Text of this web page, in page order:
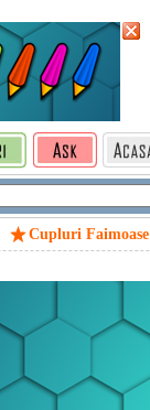
Cupluri Faimoase